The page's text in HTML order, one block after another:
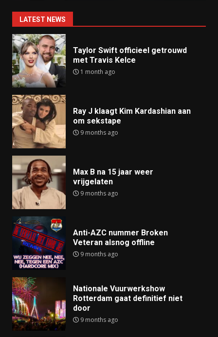
LATEST NEWS
Taylor Swift officieel getrouwd
met Travis Kelce
1 month ago
Ray J klaagt Kim Kardashian aan
om sekstape
9 months ago
Max B na 15 jaar weer
vrijgelaten
9 months ago
Anti-AZC nummer Broken
Veteran alsnog offline
9 months ago
Nationale Vuurwerkshow
Rotterdam gaat definitief niet
door
9 months ago